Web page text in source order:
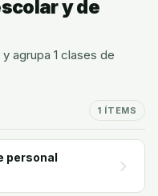
y de
agrupa 1 clases de
1 ÍTEMS
personal